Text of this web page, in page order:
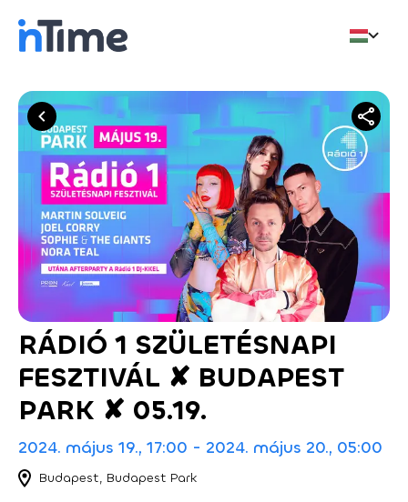
RÁDIÓ 1 SZÜLETÉSNAPI
FESZTIVÁL ✘ BUDAPEST
PARK ✘ 05.19.
2024. május 19., 17:00 - 2024. május 20., 05:00
Budapest, Budapest Park